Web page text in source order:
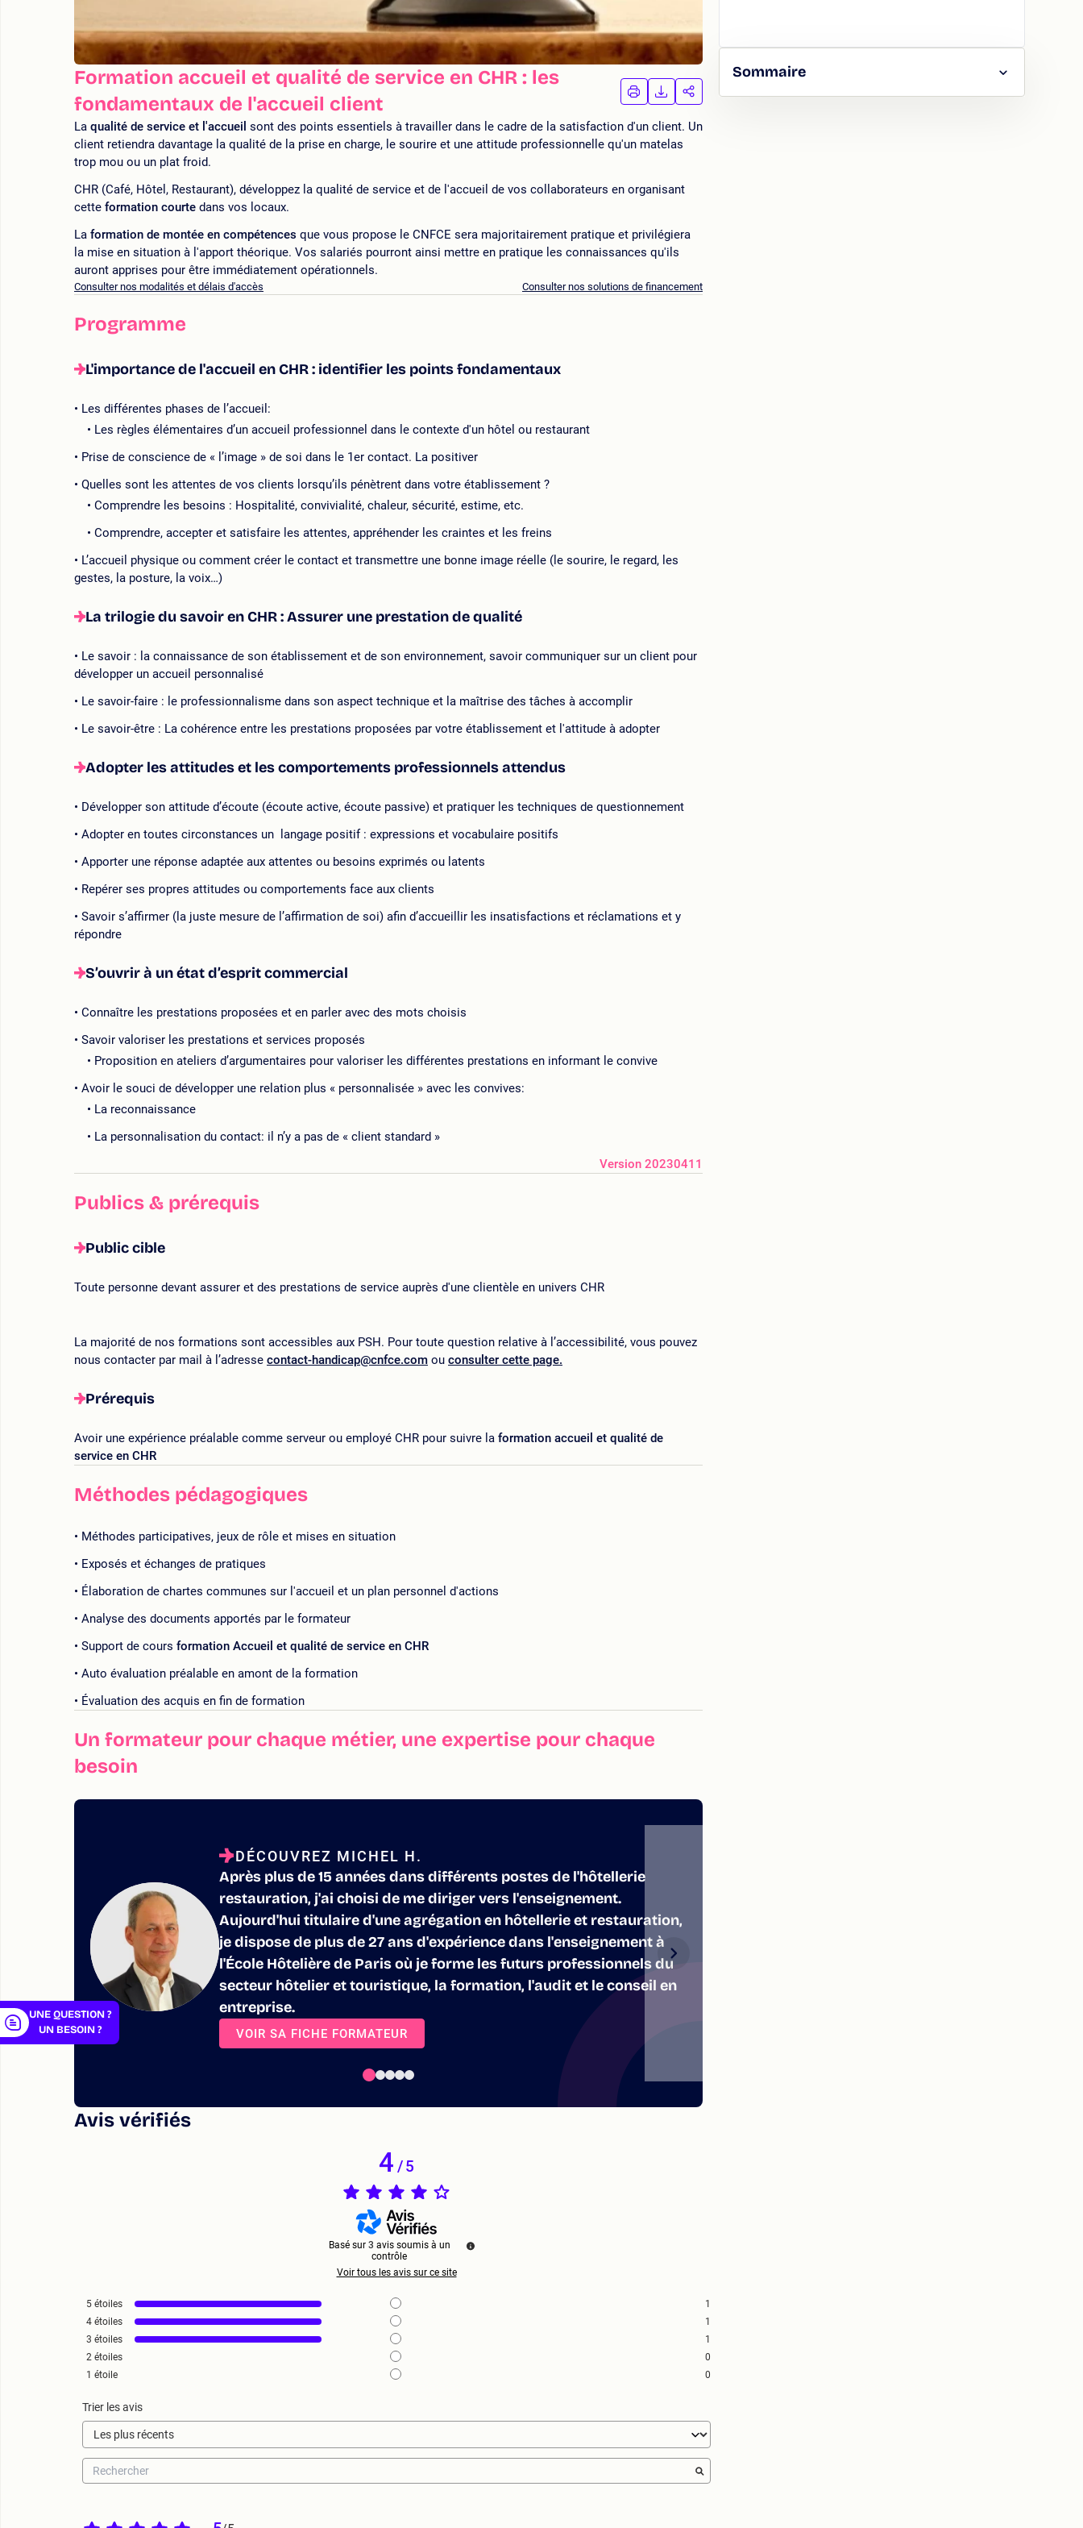
Formation accueil et qualité de service en CHR : les
fondamentaux de l'accueil client
IMPRIMER
LA
FORMATION
TÉLÉCHARGER
LA
FORMATION
PARTAGER
FORMATION
La qualité de service et l'accueil sont des points essentiels à travailler dans le cadre de la satisfaction d'un client. Un
client retiendra davantage la qualité de la prise en charge, le sourire et une attitude professionnelle qu'un matelas
trop mou ou un plat froid.
CHR (Café, Hôtel, Restaurant), développez la qualité de service et de l'accueil de vos collaborateurs en organisant
cette formation courte dans vos locaux.
La formation de montée en compétences que vous propose le CNFCE sera majoritairement pratique et privilégiera
la mise en situation à l'apport théorique. Vos salariés pourront ainsi mettre en pratique les connaissances qu'ils
auront apprises pour être immédiatement opérationnels.
Consulter nos modalités et délais d'accès Consulter nos solutions de financement
Programme
L'importance de l'accueil en CHR : identifier les points fondamentaux
Les différentes phases de l’accueil:
Les règles élémentaires d’un accueil professionnel dans le contexte d'un hôtel ou restaurant
Prise de conscience de « l’image » de soi dans le 1er contact. La positiver
Quelles sont les attentes de vos clients lorsqu’ils pénètrent dans votre établissement ?
Comprendre les besoins : Hospitalité, convivialité, chaleur, sécurité, estime, etc.
Comprendre, accepter et satisfaire les attentes, appréhender les craintes et les freins
L’accueil physique ou comment créer le contact et transmettre une bonne image réelle (le sourire, le regard, les
gestes, la posture, la voix…)
La trilogie du savoir en CHR : Assurer une prestation de qualité
Le savoir : la connaissance de son établissement et de son environnement, savoir communiquer sur un client pour
développer un accueil personnalisé
Le savoir-faire : le professionnalisme dans son aspect technique et la maîtrise des tâches à accomplir
Le savoir-être : La cohérence entre les prestations proposées par votre établissement et l'attitude à adopter
Adopter les attitudes et les comportements professionnels attendus
Développer son attitude d’écoute (écoute active, écoute passive) et pratiquer les techniques de questionnement
Adopter en toutes circonstances un langage positif : expressions et vocabulaire positifs
Apporter une réponse adaptée aux attentes ou besoins exprimés ou latents
Repérer ses propres attitudes ou comportements face aux clients
Savoir s’affirmer (la juste mesure de l’affirmation de soi) afin d’accueillir les insatisfactions et réclamations et y
répondre
S’ouvrir à un état d’esprit commercial
Connaître les prestations proposées et en parler avec des mots choisis
Savoir valoriser les prestations et services proposés
Proposition en ateliers d’argumentaires pour valoriser les différentes prestations en informant le convive
Avoir le souci de développer une relation plus « personnalisée » avec les convives:
La reconnaissance
La personnalisation du contact: il n’y a pas de « client standard »
Version 20230411
Publics & prérequis
Public cible
Toute personne devant assurer et des prestations de service auprès d'une clientèle en univers CHR
La majorité de nos formations sont accessibles aux PSH. Pour toute question relative à l’accessibilité, vous pouvez
nous contacter par mail à l’adresse contact-handicap@cnfce.com ou consulter cette page.
Prérequis
Avoir une expérience préalable comme serveur ou employé CHR pour suivre la formation accueil et qualité de
service en CHR
Méthodes pédagogiques
Méthodes participatives, jeux de rôle et mises en situation
Exposés et échanges de pratiques
Élaboration de chartes communes sur l'accueil et un plan personnel d'actions
Analyse des documents apportés par le formateur
Support de cours formation Accueil et qualité de service en CHR
Auto évaluation préalable en amont de la formation
Évaluation des acquis en fin de formation
Un formateur pour chaque métier, une expertise pour chaque
besoin
DÉCOUVREZ MICHEL H.
Après plus de 15 années dans différents postes de l'hôtellerie
restauration, j'ai choisi de me diriger vers l'enseignement.
Aujourd'hui titulaire d'une agrégation en hôtellerie et restauration,
je dispose de plus de 27 ans d'expérience dans l'enseignement à
l'École Hôtelière de Paris où je forme les futurs professionnels du
secteur hôtelier et touristique, la formation, l'audit et le conseil en
entreprise.
VOIR SA FICHE FORMATEUR
Avis vérifiés
4/5
Basé sur 3 avis soumis à un
contrôle
Voir tous les avis sur ce site
5 étoiles
1
4 étoiles
1
3 étoiles
1
2 étoiles
0
1 étoile 0
Trier les avis
Sommaire
UNE QUESTION ?
UN BESOIN ?